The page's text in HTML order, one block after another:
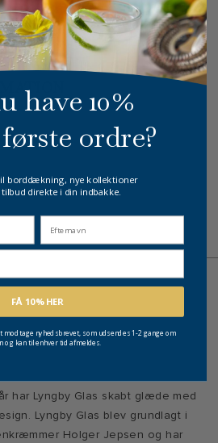
E-MÆRKET
certificeret
HURTIG LEVERING
1-3 hverdage
har Lyngby Glas skabt glæde med
Lyngby Glas blev grundlagt i
Holger Jepsen og har
have 10%
ordre?
borddækning, nye kollektioner
direkte i din indbakke.
FÅ 10% HER
modtage nyhedsbrevet, som udsendes 1-2 gange om
og kan til enhver tid afmeldes.